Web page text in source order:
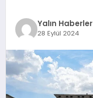
YAŞAM
EĞİTİM
TEKNOLOJİ
Yalın Haberler
28 Eylül 2024